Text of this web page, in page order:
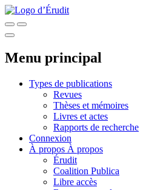
Menu principal
Types de publications
Revues
Thèses et mémoires
Livres et actes
Rapports de recherche
Connexion
À propos À propos
Érudit
Coalition Publica
Libre accès